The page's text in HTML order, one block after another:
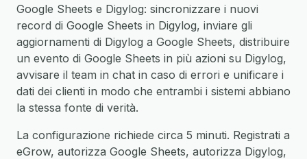
Google Sheets e Digylog: sincronizzare i nuovi
record di Google Sheets in Digylog, inviare gli
aggiornamenti di Digylog a Google Sheets, distribuire
un evento di Google Sheets in più azioni su Digylog,
avvisare il team in chat in caso di errori e unificare i
dati dei clienti in modo che entrambi i sistemi abbiano
la stessa fonte di verità.
La configurazione richiede circa 5 minuti. Registrati a
eGrow, autorizza Google Sheets, autorizza Digylog,